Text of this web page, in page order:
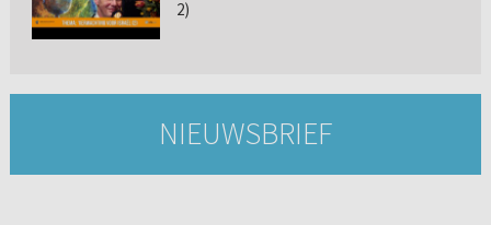
2)
NIEUWSBRIEF